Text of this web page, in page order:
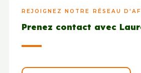
REJOIGNEZ NOTRE RÉSEAU
Prenez contact avec